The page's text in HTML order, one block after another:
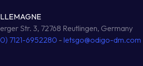
Str. 3, 72768 Reutlingen, Germany
7121-6952280 - letsgo@odigo-dm.com